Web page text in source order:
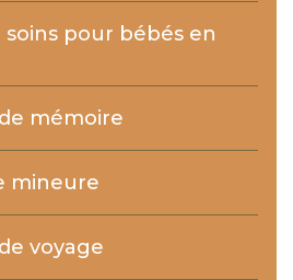
soins pour bébés en
mémoire
mineure
voyage